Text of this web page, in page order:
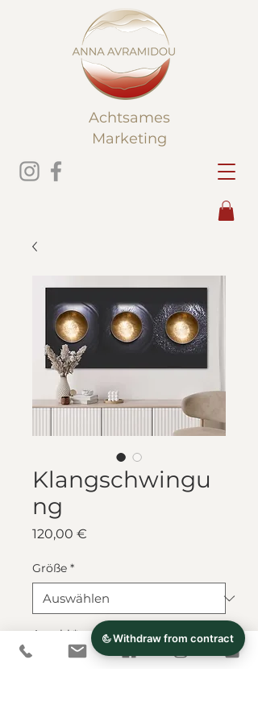
Achtsames
Marketing
Klangschwingu
ng
120,00 €
Größe *
Anzahl *